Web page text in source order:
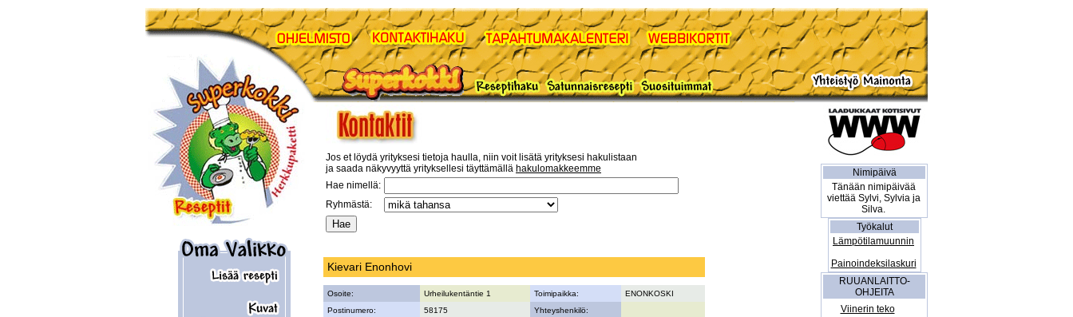
Jos et löydä yrityksesi tietoja haulla, niin voit lisätä yrityksesi hakulistaan
ja saada näkyvyyttä yrityksellesi täyttämällä hakulomakkeemme
Hae nimellä:
Ryhmästä:
Kievari Enonhovi
Osoite: Urheilukentäntie 1 Toimipaikka:
ENONKOSKI
Postinumero:
58175
Yhteyshenkilö:
Nimipäivä
Tänään nimipäivää
viettää Sylvi, Sylvia ja
Silva.
Työkalut
Lämpötilamuunnin
Painoindeksilaskuri
RUUANLAITTO-
OHJEITA
Viinerin teko